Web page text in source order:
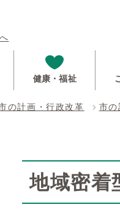
健康・福祉
の計画・行政改革 市の
地域密着